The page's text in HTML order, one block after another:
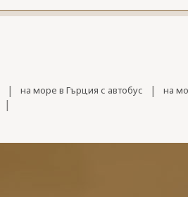
| на море в Гърция с автобус | на
|